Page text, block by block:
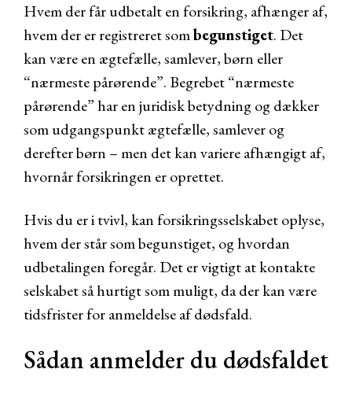
Hvem der får udbetalt en forsikring, afhænger af,
hvem der er registreret sombegunstiget. Det
kan være en ægtefælle, samlever, børn eller
“nærmeste pårørende”. Begrebet “nærmeste
pårørende” har en juridisk betydning og dækker
som udgangspunkt ægtefælle, samlever og
derefter børn – men det kan variere afhængigt af,
hvornår forsikringen er oprettet.
Hvis du er i tvivl, kan forsikringsselskabet oplyse,
hvem der står som begunstiget, og hvordan
udbetalingen foregår. Det er vigtigt at kontakte
selskabet så hurtigt som muligt, da der kan være
tidsfrister for anmeldelse af dødsfald.
Sådan anmelder du dødsfaldet